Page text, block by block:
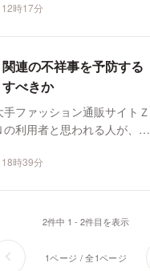
時17分
連の不祥事を予防する
べきか
ファッション通販サイトＺ
の利用者と思われる人が、送
時39分
2件中 1 - 2件目を表示
1ページ / 全1ページ